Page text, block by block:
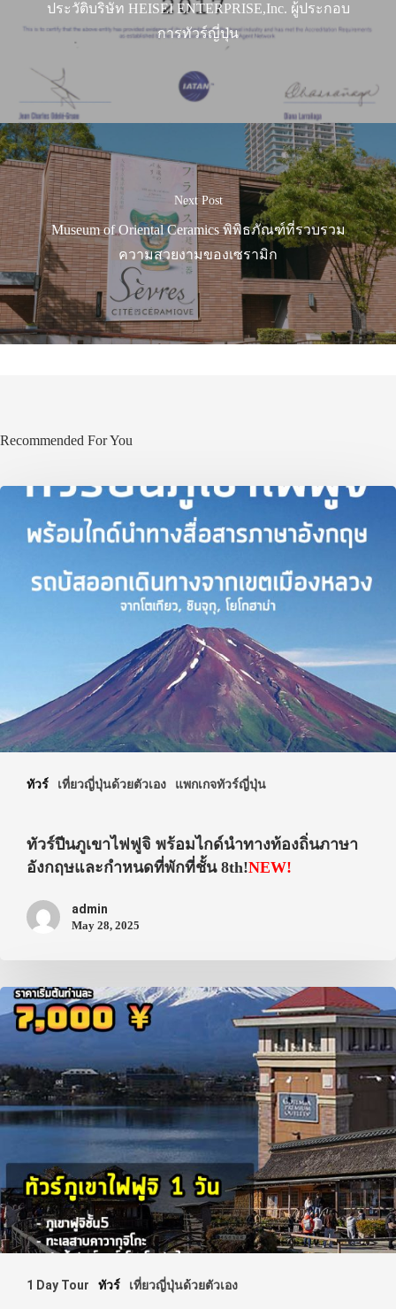
ประวัติบริษัท HEISEI ENTERPRISE,Inc. ผู้ประกอบ
การทัวร์ญี่ปุ่น
Next Post
Museum of Oriental Ceramics พิพิธภัณฑ์ที่รวบรวม
ความสวยงามของเซรามิก
Recommended For You
ทัวร์ เที่ยวญี่ปุ่นด้วยตัวเอง แพกเกจทัวร์ญี่ปุ่น
ทัวร์ปีนภูเขาไฟฟูจิ พร้อมไกด์นำทางท้องถิ่นภาษา
อังกฤษและกำหนดที่พักที่ชั้น 8th!NEW!
admin
May 28, 2025
1 Day Tour ทัวร์ เที่ยวญี่ปุ่นด้วยตัวเอง